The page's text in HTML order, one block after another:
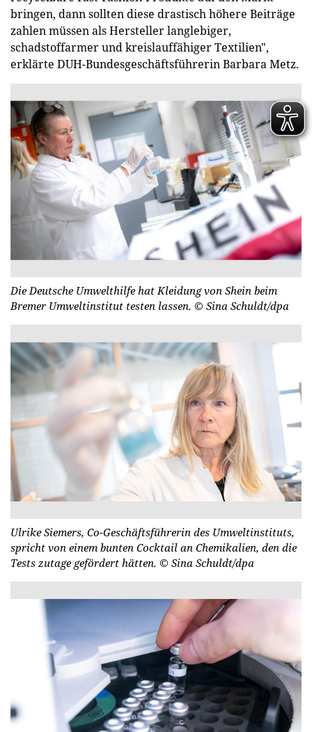
bringen, dann sollten diese drastisch höhere Beiträge
zahlen müssen als Hersteller langlebiger,
schadstoffarmer und kreislauffähiger Textilien",
erklärte DUH-Bundesgeschäftsführerin Barbara Metz.
Die Deutsche Umwelthilfe hat Kleidung von Shein beim
Bremer Umweltinstitut testen lassen. © Sina Schuldt/dpa
Ulrike Siemers, Co-Geschäftsführerin des Umweltinstituts,
spricht von einem bunten Cocktail an Chemikalien, den die
Tests zutage gefördert hätten. © Sina Schuldt/dpa